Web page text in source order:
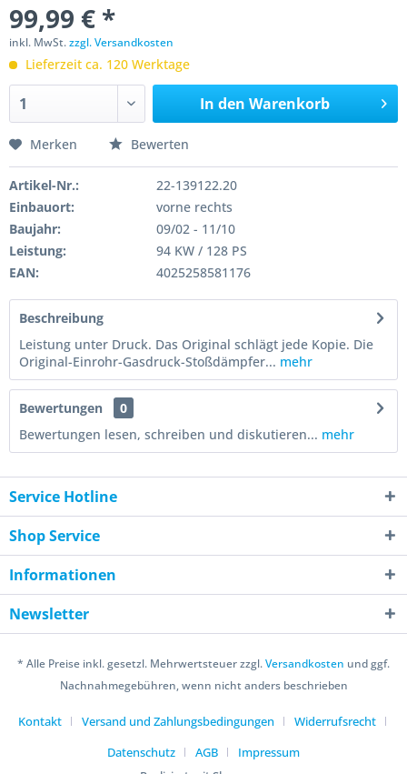
99,99 € *
inkl. MwSt.zzgl. Versandkosten
Lieferzeit ca. 120 Werktage
In den Warenkorb
Merken Bewerten
Artikel-Nr.:
22-139122.20
Einbauort:
vorne rechts
Baujahr:
09/02 - 11/10
Leistung:
94 KW / 128 PS
EAN:
4025258581176
Beschreibung
Leistung unter Druck. Das Original schlägt jede Kopie. Die
Original-Einrohr-Gasdruck-Stoßdämpfer... mehr
Bewertungen
0
Bewertungen lesen, schreiben und diskutieren... mehr
Service Hotline
Shop Service
Informationen
Newsletter
* Alle Preise inkl. gesetzl. Mehrwertsteuer zzgl.Versandkosten und ggf.
Nachnahmegebühren, wenn nicht anders beschrieben
Kontakt Versand und Zahlungsbedingungen
Widerrufsrecht
Datenschutz
AGB
Impressum